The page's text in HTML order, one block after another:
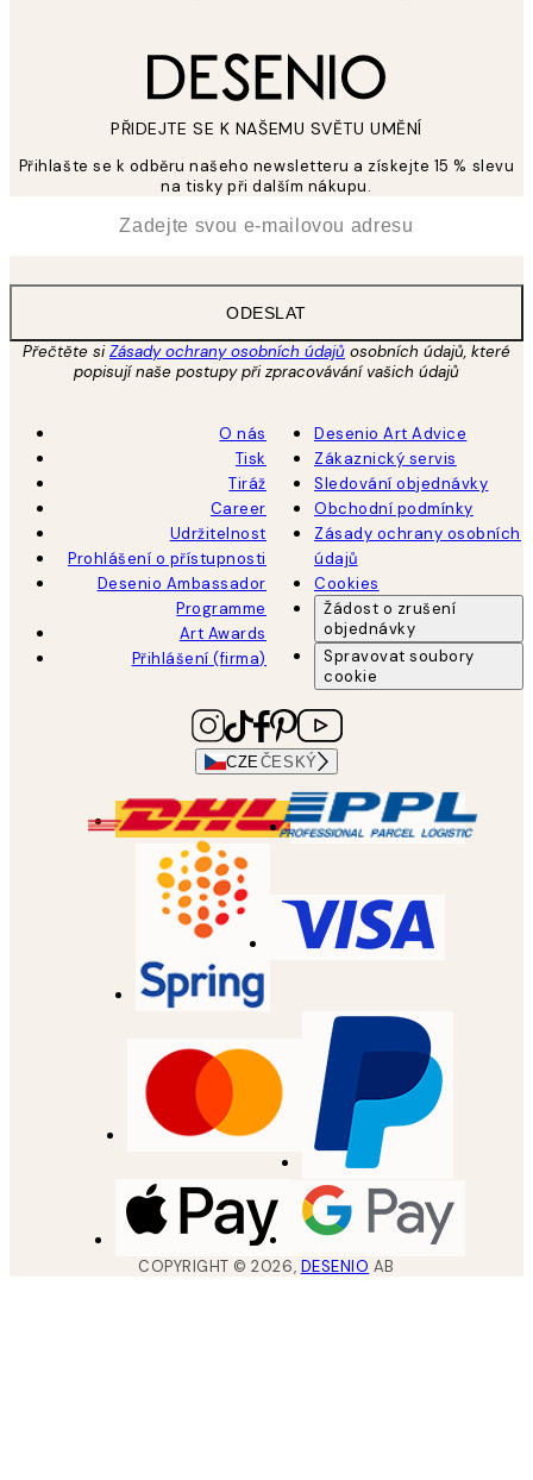
PŘIDEJTE SE K NAŠEMU SVĚTU UMĚNÍ
Přihlašte se k odběru našeho newsletteru a získejte 15 % slevu
na tisky při dalším nákupu.
ODESLAT
Přečtěte siZásady ochrany osobních údajů osobních údajů, které
popisují naše postupy při zpracovávání vašich údajů
O nás
Tisk
Tiráž
Career
Udržitelnost
Prohlášení o přístupnosti
Desenio Ambassador
Programme
Art Awards
Přihlášení (firma)
Desenio Art Advice
Zákaznický servis
Sledování objednávky
Obchodní podmínky
Zásady ochrany osobních
údajů
Cookies
Žádost o zrušení
objednávky
Spravovat soubory
cookie
CZE ČESKÝ
COPYRIGHT ©2026, DESENIO AB